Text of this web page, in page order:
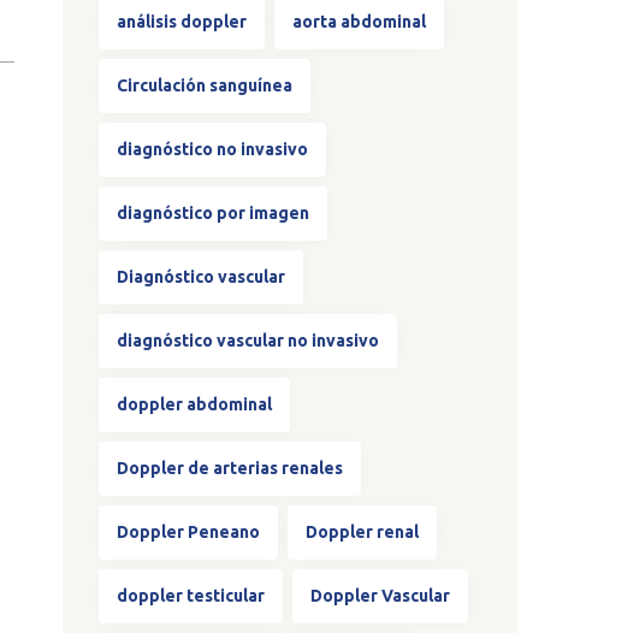
análisis doppler aorta abdominal
Circulación sanguínea
diagnóstico no invasivo
diagnóstico por imagen
Diagnóstico vascular
diagnóstico vascular no invasivo
doppler abdominal
Doppler de arterias renales
Doppler Peneano Doppler renal
doppler testicular Doppler Vascular